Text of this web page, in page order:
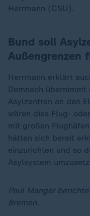
Herrmann (CSU).
Bund soll
Außengrenzen
Herrmann erklärt
Demnach
Asylzentren an den
wären dies Flug-
mit großen
hätten sich bereit
einzurichten und so
Asylsystem
Paul Manger
Bremen.